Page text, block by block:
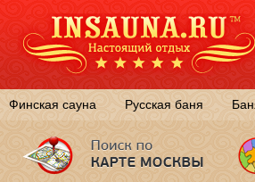
Финская сауна Русская баня